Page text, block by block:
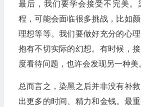
最后，我们要学会接受不完美。
程，可能会面临很多挑战，比如
理想等等。我们要做好充分的心
抱有不切实际的幻想。有时候，
度看待问题，也许会发现另一种美
总而言之，染黑之后并非没有补
出更多的时间、精力和金钱。最